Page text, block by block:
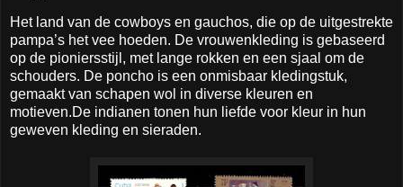
Het land van de cowboys en gauchos, die op de uitgestrekte
pampa’s het vee hoeden. De vrouwenkleding is gebaseerd
op de pioniersstijl, met lange rokken en een sjaal om de
schouders. De poncho is een onmisbaar kledingstuk,
gemaakt van schapen wol in diverse kleuren en
motieven.De indianen tonen hun liefde voor kleur in hun
geweven kleding en sieraden.